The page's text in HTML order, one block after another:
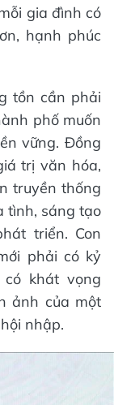
gia đình có
hạnh phúc
tồn cần phải
phố muốn
vững. Đồng
trị văn hóa,
truyền thống
tình, sáng tạo
triển. Con
phải có kỷ
khát vọng
ảnh của một
nhập.